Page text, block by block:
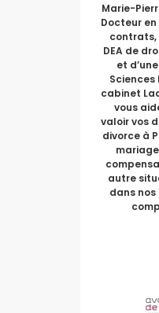
Marie-
Docteur
contrats,
DEA de
et
Sciences
cabinet
vous
valoir vos
divorce à
autre
dans